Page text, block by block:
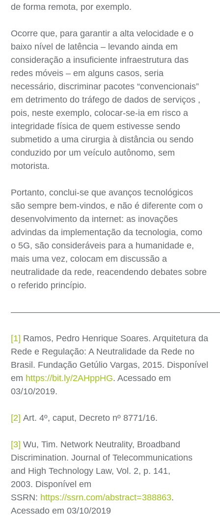
de forma remota, por exemplo.
Ocorre que, para garantir a alta velocidade e o
baixo nível de latência – levando ainda em
consideração a insuficiente infraestrutura das
redes móveis – em alguns casos, seria
necessário, discriminar pacotes “convencionais”
em detrimento do tráfego de dados de serviços ,
pois, neste exemplo, colocar-se-ia em risco a
integridade física de quem estivesse sendo
submetido a uma cirurgia à distância ou sendo
conduzido por um veículo autônomo, sem
motorista.
Portanto, conclui-se que avanços tecnológicos
são sempre bem-vindos, e não é diferente com o
desenvolvimento da internet: as inovações
advindas da implementação da tecnologia, como
o 5G, são consideráveis para a humanidade e,
mais uma vez, colocam em discussão a
neutralidade da rede, reacendendo debates sobre
o referido princípio.
[1] Ramos, Pedro Henrique Soares. Arquitetura da
Rede e Regulação: A Neutralidade da Rede no
Brasil. Fundação Getúlio Vargas, 2015. Disponível
em https://bit.ly/2AHppHG. Acessado em
03/10/2019.
[2] Art. 4º, caput, Decreto nº 8771/16.
[3] Wu, Tim. Network Neutrality, Broadband
Discrimination. Journal of Telecommunications
and High Technology Law, Vol. 2, p. 141,
2003. Disponível em
SSRN: https://ssrn.com/abstract=388863.
Acessado em 03/10/2019